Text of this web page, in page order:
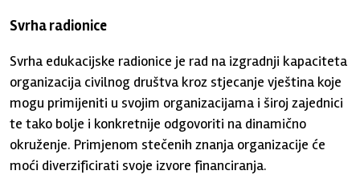
Svrha radionice
Svrha edukacijske radionice je rad na izgradnji kapaciteta
organizacija civilnog društva kroz stjecanje vještina koje
mogu primijeniti u svojim organizacijama i široj zajednici
te tako bolje i konkretnije odgovoriti na dinamično
okruženje. Primjenom stečenih znanja organizacije će
moći diverzificirati svoje izvore financiranja.